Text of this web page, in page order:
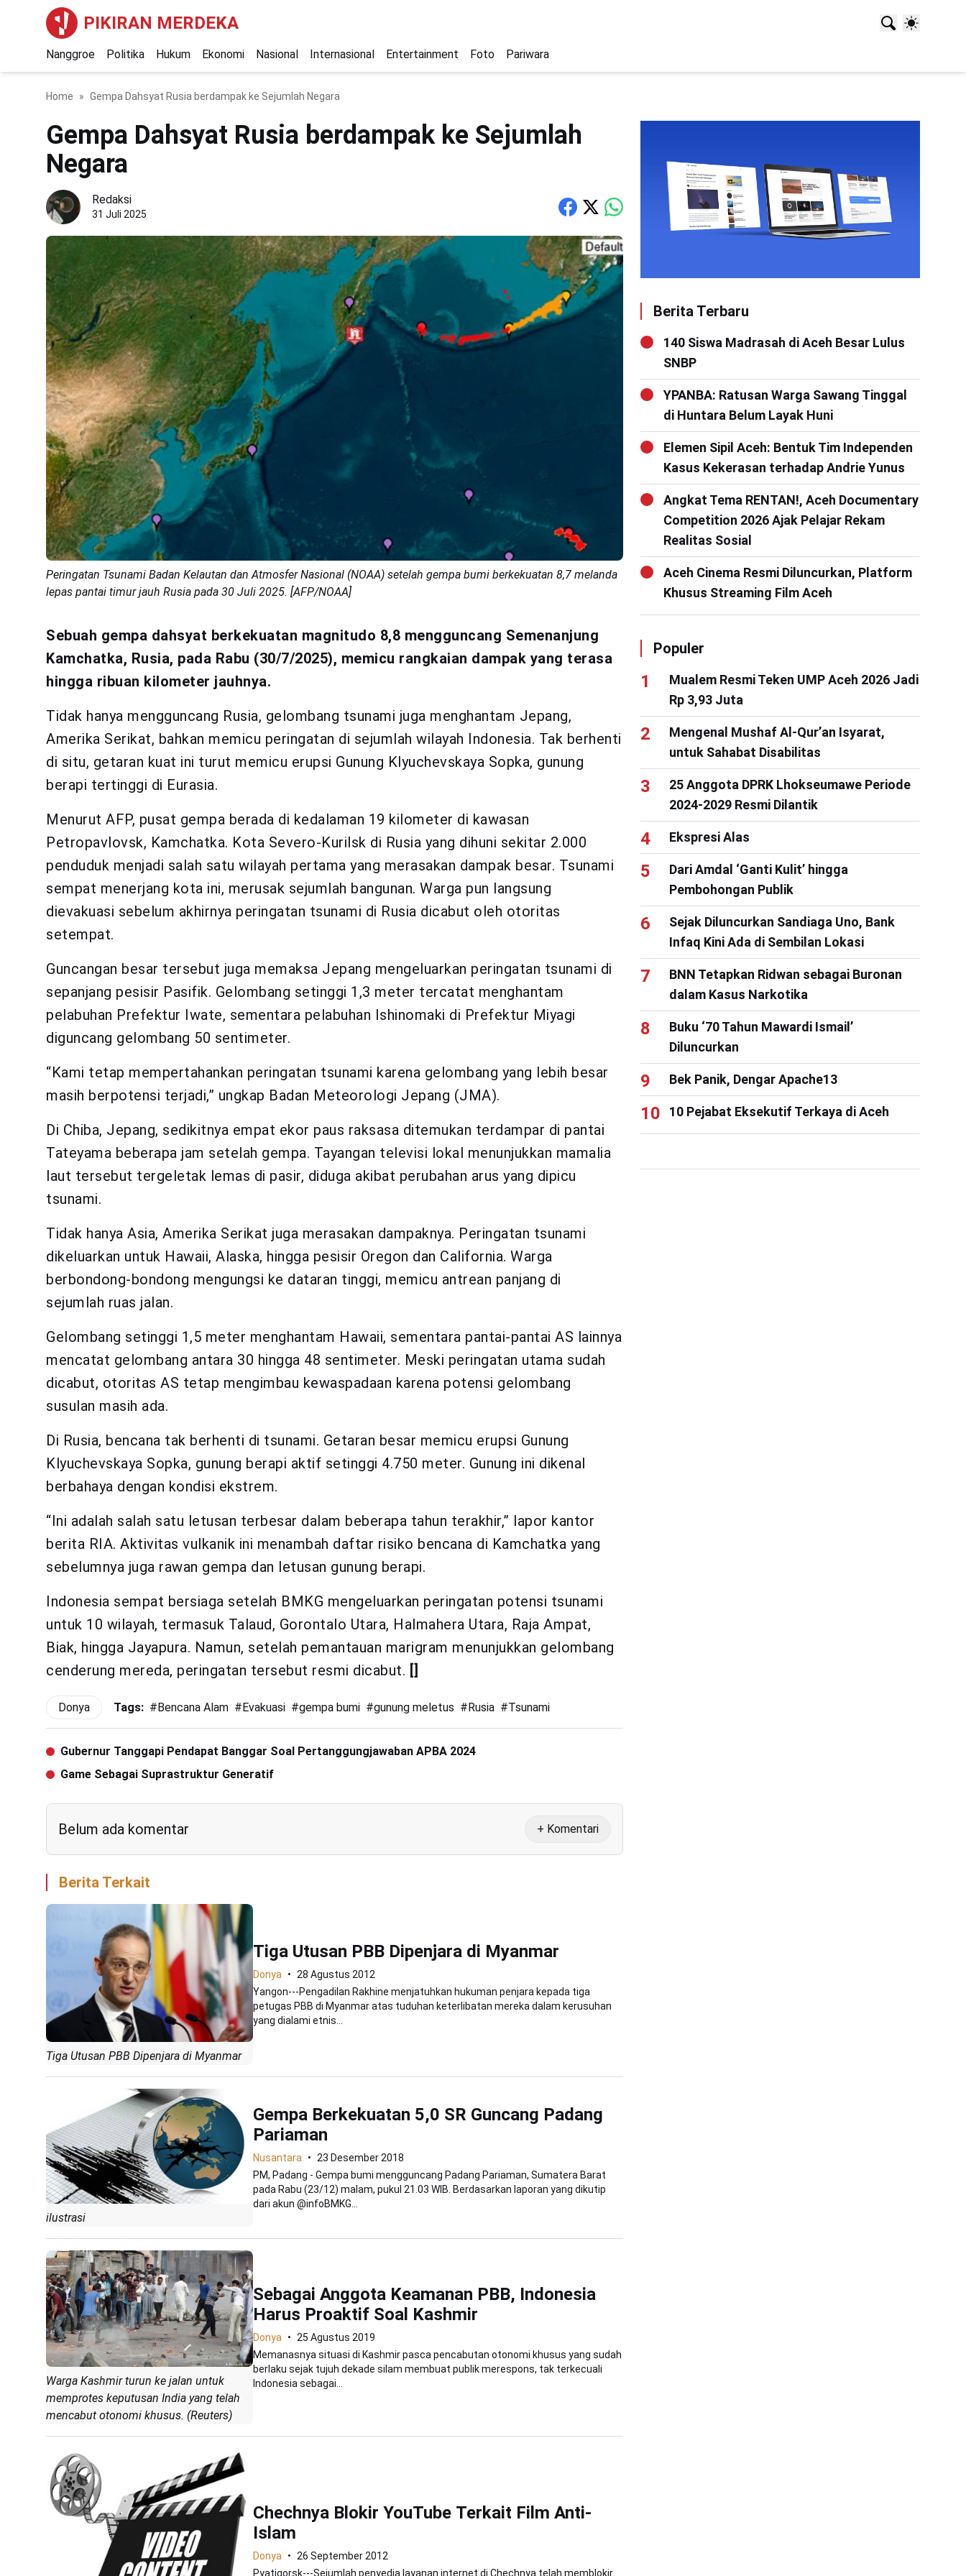
PIKIRAN MERDEKA
Nanggroe Politika Hukum Ekonomi Nasional Internasional Entertainment Foto Pariwara
Home Gempa Dahsyat Rusia berdampak ke Sejumlah Negara
Gempa Dahsyat Rusia berdampak ke Sejumlah
Negara
Redaksi
31 Juli 2025
Peringatan Tsunami Badan Kelautan dan Atmosfer Nasional (NOAA) setelah gempa bumi berkekuatan 8,7 melanda
lepas pantai timur jauh Rusia pada 30 Juli 2025. [AFP/NOAA]
Sebuah gempa dahsyat berkekuatan magnitudo 8,8 mengguncang Semenanjung
Kamchatka, Rusia, pada Rabu (30/7/2025), memicu rangkaian dampak yang terasa
hingga ribuan kilometer jauhnya.
Tidak hanya mengguncang Rusia, gelombang tsunami juga menghantam Jepang,
Amerika Serikat, bahkan memicu peringatan di sejumlah wilayah Indonesia. Tak berhenti
di situ, getaran kuat ini turut memicu erupsi Gunung Klyuchevskaya Sopka, gunung
berapi tertinggi di Eurasia.
Menurut AFP, pusat gempa berada di kedalaman 19 kilometer di kawasan
Petropavlovsk, Kamchatka. Kota Severo-Kurilsk di Rusia yang dihuni sekitar 2.000
penduduk menjadi salah satu wilayah pertama yang merasakan dampak besar. Tsunami
sempat menerjang kota ini, merusak sejumlah bangunan. Warga pun langsung
dievakuasi sebelum akhirnya peringatan tsunami di Rusia dicabut oleh otoritas
setempat.
Guncangan besar tersebut juga memaksa Jepang mengeluarkan peringatan tsunami di
sepanjang pesisir Pasifik. Gelombang setinggi 1,3 meter tercatat menghantam
pelabuhan Prefektur Iwate, sementara pelabuhan Ishinomaki di Prefektur Miyagi
diguncang gelombang 50 sentimeter.
“Kami tetap mempertahankan peringatan tsunami karena gelombang yang lebih besar
masih berpotensi terjadi,” ungkap Badan Meteorologi Jepang (JMA).
Di Chiba, Jepang, sedikitnya empat ekor paus raksasa ditemukan terdampar di pantai
Tateyama beberapa jam setelah gempa. Tayangan televisi lokal menunjukkan mamalia
laut tersebut tergeletak lemas di pasir, diduga akibat perubahan arus yang dipicu
tsunami.
Tidak hanya Asia, Amerika Serikat juga merasakan dampaknya. Peringatan tsunami
dikeluarkan untuk Hawaii, Alaska, hingga pesisir Oregon dan California. Warga
berbondong-bondong mengungsi ke dataran tinggi, memicu antrean panjang di
sejumlah ruas jalan.
Gelombang setinggi 1,5 meter menghantam Hawaii, sementara pantai-pantai AS lainnya
mencatat gelombang antara 30 hingga 48 sentimeter. Meski peringatan utama sudah
dicabut, otoritas AS tetap mengimbau kewaspadaan karena potensi gelombang
susulan masih ada.
Di Rusia, bencana tak berhenti di tsunami. Getaran besar memicu erupsi Gunung
Klyuchevskaya Sopka, gunung berapi aktif setinggi 4.750 meter. Gunung ini dikenal
berbahaya dengan kondisi ekstrem.
“Ini adalah salah satu letusan terbesar dalam beberapa tahun terakhir,” lapor kantor
berita RIA. Aktivitas vulkanik ini menambah daftar risiko bencana di Kamchatka yang
sebelumnya juga rawan gempa dan letusan gunung berapi.
Indonesia sempat bersiaga setelah BMKG mengeluarkan peringatan potensi tsunami
untuk 10 wilayah, termasuk Talaud, Gorontalo Utara, Halmahera Utara, Raja Ampat,
Biak, hingga Jayapura. Namun, setelah pemantauan marigram menunjukkan gelombang
cenderung mereda, peringatan tersebut resmi dicabut. []
Donya Tags: # Bencana Alam # Evakuasi #gempa bumi #gunung meletus # Rusia #Tsunami
Gubernur Tanggapi Pendapat Banggar Soal Pertanggungjawaban APBA 2024
Game Sebagai Suprastruktur Generatif
Belum ada komentar + Komentari
Berita Terkait
Tiga Utusan PBB Dipenjara di Myanmar
Tiga Utusan PBB Dipenjara di Myanmar
Donya
28 Agustus 2012
Yangon---Pengadilan Rakhine menjatuhkan hukuman penjara kepada tiga
petugas PBB di Myanmar atas tuduhan keterlibatan mereka dalam kerusuhan
yang dialami etnis...
ilustrasi
Gempa Berkekuatan 5,0 SR Guncang Padang
Pariaman
Nusantara
23 Desember 2018
PM, Padang - Gempa bumi mengguncang Padang Pariaman, Sumatera Barat
pada Rabu (23/12) malam, pukul 21.03 WIB. Berdasarkan laporan yang dikutip
dari akun @infoBMKG...
Warga Kashmir turun ke jalan untuk
memprotes keputusan India yang telah
mencabut otonomi khusus. (Reuters)
Sebagai Anggota Keamanan PBB, Indonesia
Harus Proaktif Soal Kashmir
Donya
25 Agustus 2019
Memanasnya situasi di Kashmir pasca pencabutan otonomi khusus yang sudah
berlaku sejak tujuh dekade silam membuat publik merespons, tak terkecuali
Indonesia sebagai...
Chechnya Blokir YouTube Terkait Film Anti-
Islam
Donya
26 September 2012
Pyatigorsk---Sejumlah penyedia layanan internet di Chechnya telah memblokir
Berita Terbaru
140 Siswa Madrasah di Aceh Besar Lulus
SNBP
YPANBA: Ratusan Warga Sawang Tinggal
di Huntara Belum Layak Huni
Elemen Sipil Aceh: Bentuk Tim Independen
Kasus Kekerasan terhadap Andrie Yunus
Angkat Tema RENTAN!, Aceh Documentary
Competition 2026 Ajak Pelajar Rekam
Realitas Sosial
Aceh Cinema Resmi Diluncurkan, Platform
Khusus Streaming Film Aceh
Populer
Mualem Resmi Teken UMP Aceh 2026 Jadi
Rp 3,93 Juta
Mengenal Mushaf Al-Qur’an Isyarat,
untuk Sahabat Disabilitas
25 Anggota DPRK Lhokseumawe Periode
2024-2029 Resmi Dilantik
Ekspresi Alas
Dari Amdal ‘Ganti Kulit’ hingga
Pembohongan Publik
Sejak Diluncurkan Sandiaga Uno, Bank
Infaq Kini Ada di Sembilan Lokasi
BNN Tetapkan Ridwan sebagai Buronan
dalam Kasus Narkotika
Buku ‘70 Tahun Mawardi Ismail’
Diluncurkan
Bek Panik, Dengar Apache13
10 Pejabat Eksekutif Terkaya di Aceh